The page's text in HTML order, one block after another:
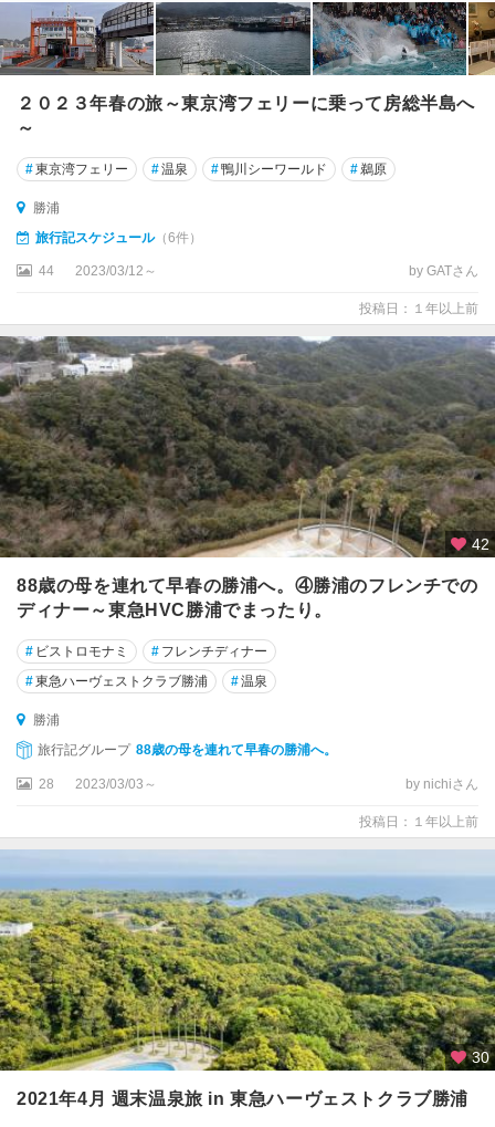
南
房
２０２３年春の旅～東京湾フェリーに乗って房総半島へ
～
#東京湾フェリー #温泉 #鴨川シーワールド # 鵜原
勝浦
旅行記スケジュール（6件）
44 2023/03/12～ by GATさん
投稿日：１年以上前
42
88歳の母を連れて早春の勝浦へ。④勝浦のフレンチでの
ディナー～東急HVC勝浦でまったり。
# ビストロモナミ # フレンチディナー
#東急ハーヴェストクラブ勝浦 #温泉
勝浦
旅行記グループ 88歳の母を連れて早春の勝浦へ。
28 2023/03/03～ by nichiさん
投稿日：１年以上前
30
2021年4月 週末温泉旅 in 東急ハーヴェストクラブ勝浦